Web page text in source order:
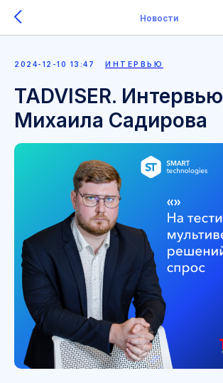
Новости
2024-12-10 13:47 ИНТЕРВЬЮ
TADVISER. Интервью
Михаила Садирова